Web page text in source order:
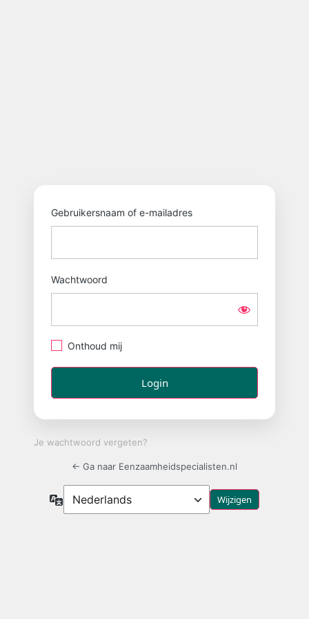
Gebruikersnaam of e-mailadres
Wachtwoord
Onthoud mij
Je wachtwoord vergeten?
← Ga naar Eenzaamheidspecialisten.nl
Taal